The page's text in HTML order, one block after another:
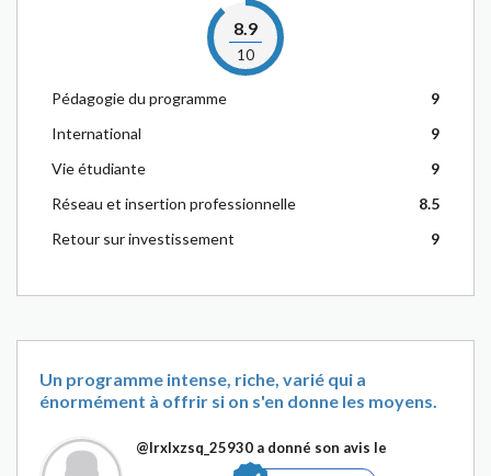
8.9
10
Pédagogie du programme
9
International
9
Vie étudiante
9
Réseau et insertion professionnelle
8.5
Retour sur investissement
9
Un programme intense, riche, varié qui a
énormément à offrir si on s'en donne les moyens.
@Irxlxzsq_25930 a donné son avis le